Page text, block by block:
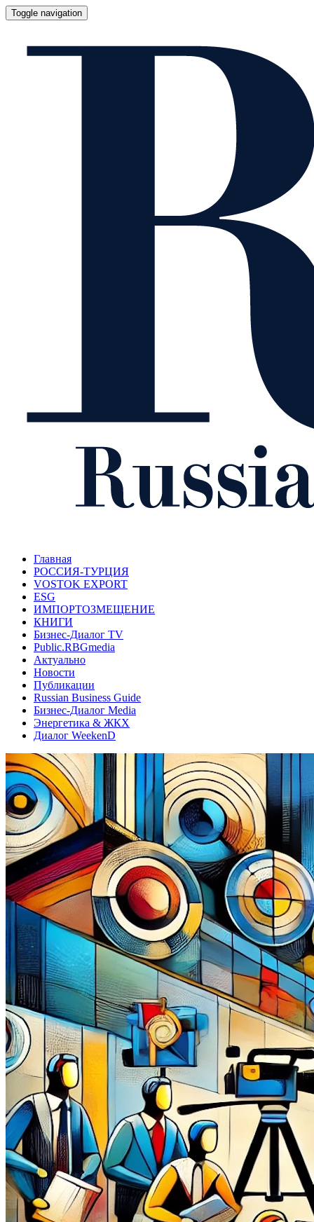
Toggle navigation
Главная
РОССИЯ-ТУРЦИЯ
VOSTOK EXPORT
ESG
ИМПОРТОЗМЕЩЕНИЕ
КНИГИ
Бизнес-Диалог TV
Public.RBGmedia
Актуально
Новости
Публикации
Russian Business Guide
Бизнес-Диалог Media
Энергетика & ЖКХ
Диалог WeekenD